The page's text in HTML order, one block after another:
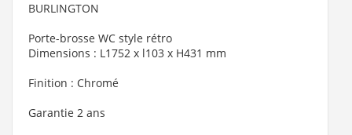
BURLINGTON
Porte-brosse WC style rétro
Dimensions : L1752 x l103 x H431 mm
Finition : Chromé
Garantie 2 ans